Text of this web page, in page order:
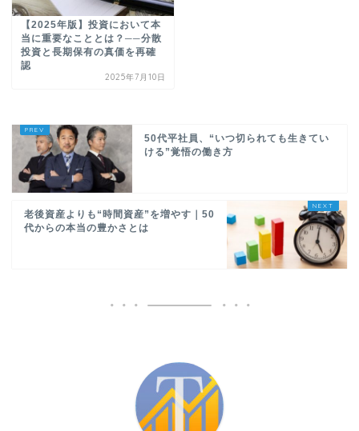
【2025年版】投資において本
当に重要なこととは？──分散
投資と長期保有の真価を再確
認
2025年7月10日
50代平社員、“いつ切られても生きてい
ける”覚悟の働き方
老後資産よりも“時間資産”を増やす｜50
代からの本当の豊かさとは